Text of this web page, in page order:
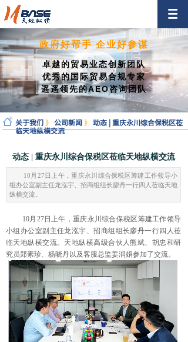
政府好帮手 企业好参谋
卓越的贸易业态创新团队
优秀的国际贸易合规专家
遥遥领先的AEO咨询团队
关于我们》 公司新闻》 动态 | 重庆永川综合保税区莅
临天地纵横交流
动态 | 重庆永川综合保税区莅临天地纵横交流
10月27日上午，重庆永川综合保税区筹建工作领导小
组办公室副主任龙泓宇、招商组组长廖丹一行四人莅临天地
纵横交流。
10月 27日上午，重庆永川综合保税区筹建工作领导
小组办公室副主任龙泓宇、招商组组长廖丹一行四人莅
临天地纵横交流。天地纵横高级合伙人熊斌、胡忠和研
究员郑素珍、杨晓丹以及客服总监姜润娟参加了交流。